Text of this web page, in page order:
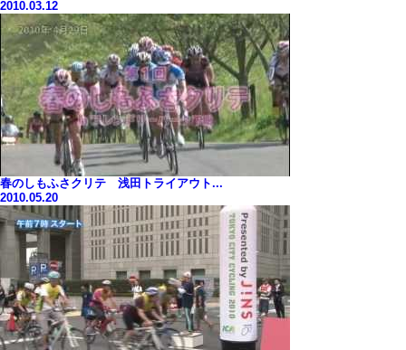
2010.03.12
春のしもふさクリテ 浅田トライアウト...
2010.05.20